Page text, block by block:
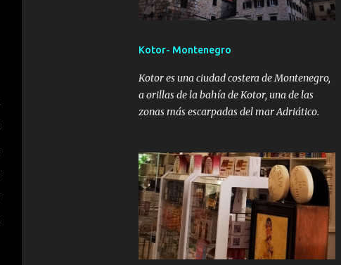
Kotor- Montenegro
Kotor es una ciudad costera de Montenegro,
a orillas de la bahía de Kotor, una de las
zonas más escarpadas del mar Adriático.